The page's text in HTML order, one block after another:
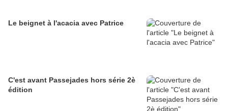
Le beignet à l'acacia avec Patrice
C'est avant Passejades hors série 2è
édition